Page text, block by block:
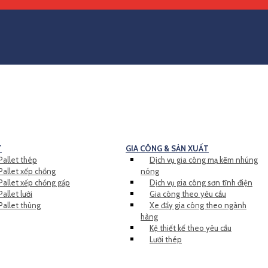
thép
xếp chồng
xếp chồng gấp
lưới
thùng
GIA CÔNG & SẢN XUẤT
Dịch vụ gia công mạ kẽm nhúng
nóng
Dịch vụ gia công sơn tĩnh điện
Gia công theo yêu cầu
Xe đẩy gia công theo ngành
hàng
Kệ thiết kế theo yêu cầu
Lưới thép